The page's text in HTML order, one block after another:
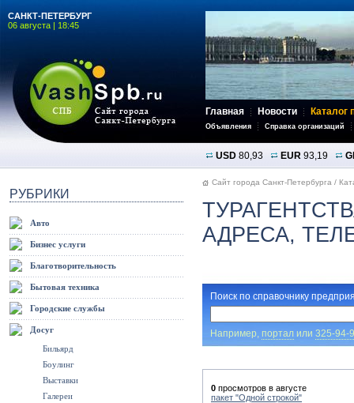
САНКТ-ПЕТЕРБУРГ
06 августа | 18:45
Главная Новости Каталог
Объявления Справка организаций
USD 80,93 EUR 93,19
РУБРИКИ
Авто
Бизнес услуги
Благотворительность
Бытовая техника
Городские службы
Досуг
Бильярд
Боулинг
Выставки
Галереи
Сайт города Санкт-Петербурга /
АДРЕСА,
Поиск по справочнику
Например, порталили 325-94-
0 просмотров в августе
пакет "Одной строкой"